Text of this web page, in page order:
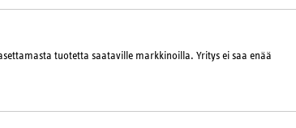
tuotetta saataville markkinoilla. Yritys ei saa enää